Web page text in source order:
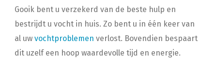
Gooik bent u verzekerd van de beste hulp en
bestrijdt u vocht in huis. Zo bent u in één keer van
al uw vochtproblemen verlost. Bovendien bespaart
dit uzelf een hoop waardevolle tijd en energie.